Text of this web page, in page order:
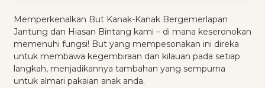
Memperkenalkan But Kanak-Kanak Bergemerlapan
Jantung dan Hiasan Bintang kami – di mana keseronokan
memenuhi fungsi! But yang mempesonakan ini direka
untuk membawa kegembiraan dan kilauan pada setiap
langkah, menjadikannya tambahan yang sempurna
untuk almari pakaian anak anda.